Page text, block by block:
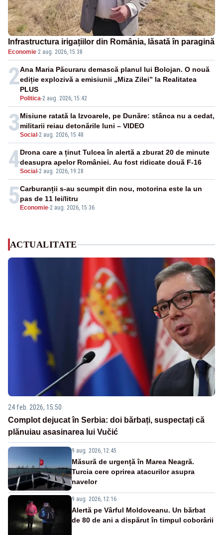
Infrastructura irigațiilor din România, lăsată în paragină
Economie·2 aug. 2026, 15:38
2
Politica-2 aug. 2026, 15:42
Ana Maria Păcuraru demască planul lui Bolojan. O nouă
ediție explozivă a emisiunii „Miza Zilei” la Realitatea
PLUS
3Social -2 aug. 2026, 15:48
Misiune ratată la Izvoarele, pe Dunăre: stânca nu a cedat,
militarii reiau detonările luni – VIDEO
4Social -2 aug. 2026, 19:28
Drona care a ținut Tulcea în alertă a zburat 20 de minute
deasupra apelor României. Au fost ridicate două F-16
5 Economie-2 aug. 2026, 15:36
Carburanții s-au scumpit din nou, motorina este la un
pas de 11 lei/litru
ACTUALITATE
24 feb. 2026, 15:50
Complot dejucat în Serbia: doi bărbați, suspectați că
plănuiau asasinarea lui Vučić
9 aug. 2026, 12:45
Măsură de urgență în Marea Neagră.
Turcia cere oprirea atacurilor asupra
navelor
9 aug. 2026, 12:16
Alertă pe Vârful Moldoveanu. Un bărbat
de 80 de ani a dispărut în timpul coborârii